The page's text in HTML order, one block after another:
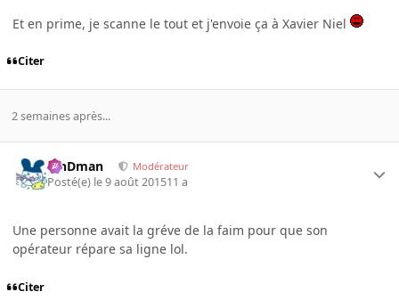
Et en prime, je scanne le tout et j'envoie ça à Xavier Niel
Citer
2 semaines après...
RinDman Modérateur
Posté(e) le 9 août 201511 a
Une personne avait la gréve de la faim pour que son
opérateur répare sa ligne lol.
Citer